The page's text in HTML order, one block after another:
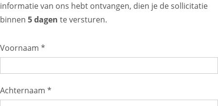
informatie van ons hebt ontvangen, dien je de sollicitatie
binnen 5 dagen te versturen.
Voornaam *
Achternaam *